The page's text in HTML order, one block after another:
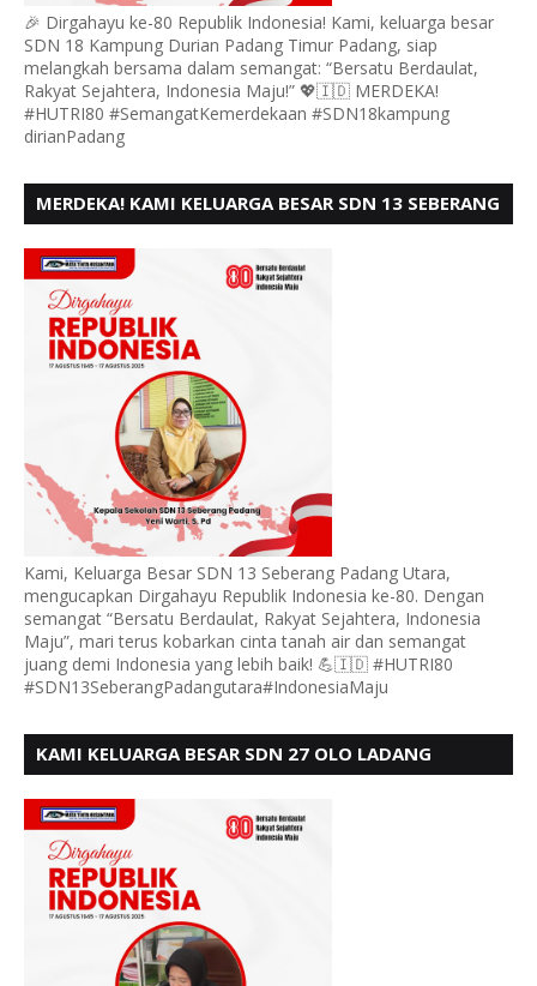
🎉 Dirgahayu ke-80 Republik Indonesia! Kami, keluarga besar
SDN 18 Kampung Durian Padang Timur Padang, siap
melangkah bersama dalam semangat: “Bersatu Berdaulat,
Rakyat Sejahtera, Indonesia Maju!” 💖🇮🇩 MERDEKA!
#HUTRI80 #SemangatKemerdekaan #SDN18kampung
dirianPadang
MERDEKA! KAMI KELUARGA BESAR SDN 13 SEBERANG
Kami, Keluarga Besar SDN 13 Seberang Padang Utara,
mengucapkan Dirgahayu Republik Indonesia ke-80. Dengan
semangat “Bersatu Berdaulat, Rakyat Sejahtera, Indonesia
Maju”, mari terus kobarkan cinta tanah air dan semangat
juang demi Indonesia yang lebih baik! 💪🇮🇩 #HUTRI80
#SDN13SeberangPadangutara#IndonesiaMaju
KAMI KELUARGA BESAR SDN 27 OLO LADANG